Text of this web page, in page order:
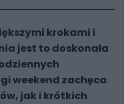
krokami i
jest to doskonała
weekend zachęca
jak i krótkich